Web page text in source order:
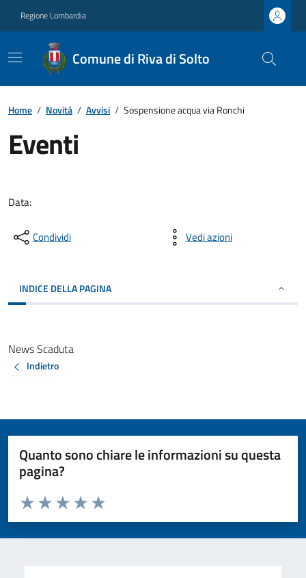
Regione Lombardia
Comune di Riva di Solto
Home / Novità / Avvisi / Sospensione acqua via Ronchi
Eventi
Data:
Condividi Vedi azioni
INDICE DELLA PAGINA
News Scaduta
Indietro
Quanto sono chiare le informazioni su questa
pagina?
Valuta da 1 a 5 stelle la pagina
Valuta 5 stelle su 5
Valuta 4 stelle su 5
Valuta 3 stelle su 5
Valuta 2 stelle su 5
Valuta 1 stelle su 5